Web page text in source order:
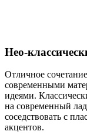
Нео-
Отличное
современными
идеями.
на современный
соседствовать с
акцентов.